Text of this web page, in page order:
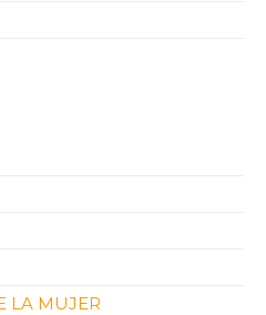
LA MUJER